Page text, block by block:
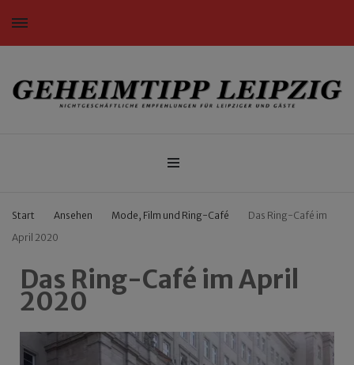
Nichtgeschäftliche Empfehlungen für Leipziger und Gäste
Start Ansehen Mode, Film und Ring-Café
Das Ring-Café im
April 2020
Das Ring-Café im April
2020